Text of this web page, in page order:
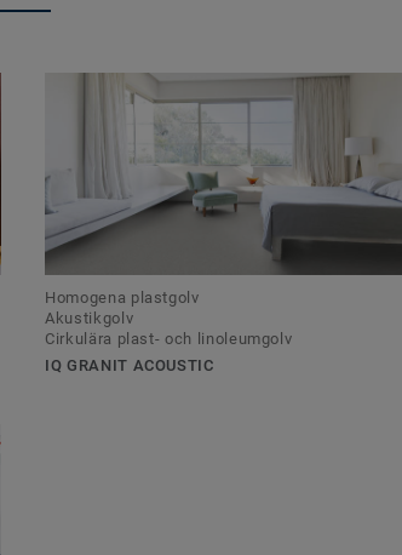
Homogena plastgolv
Akustikgolv
Cirkulära plast- och linoleumgolv
IQ GRANIT ACOUSTIC